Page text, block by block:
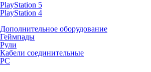
PlayStation 5
PlayStation 4
Дополнительное оборудование
Геймпады
Рули
Кабели соединительные
PC